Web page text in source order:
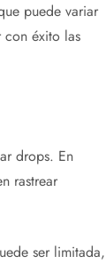
puede variar
con éxito las
drops. En
rastrear
ser limitada,